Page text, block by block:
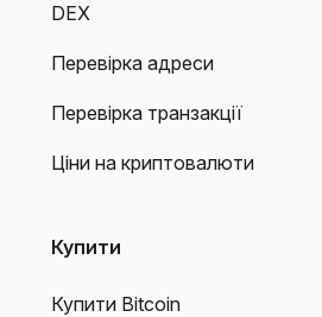
DEX
Перевірка адреси
Перевірка транзакції
Ціни на криптовалюти
Купити
Купити Bitcoin